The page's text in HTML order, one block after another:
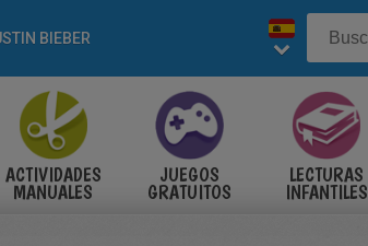
BIEBER
ACTIVIDADES
MANUALES
JUEGOS
GRATUITOS
LECTURAS
INFANTILES